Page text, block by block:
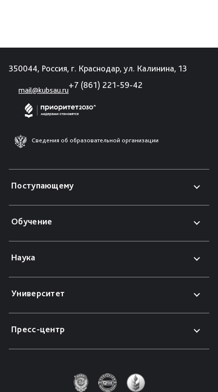
350044, Россия, г. Краснодар, ул. Калинина, 13
mail@kubsau.ru
+7 (861) 221-59-42
Сведения об образовательной организации
Поступающему
Обучение
Наука
Университет
Пресс-центр